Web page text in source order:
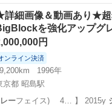
昭島駅 その他
細画像＆動画あり★超
を強化アップグ
円
ンライン決済
1996年
京都 昭島駅
ーフェイス) 4… 】 2015y